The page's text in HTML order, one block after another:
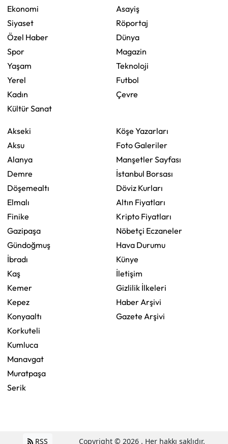
Ekonomi
Siyaset
Özel Haber
Spor
Yaşam
Yerel
Kadın
Kültür Sanat
Asayiş
Röportaj
Dünya
Magazin
Teknoloji
Futbol
Çevre
Akseki
Aksu
Alanya
Demre
Döşemealtı
Elmalı
Finike
Gazipaşa
Gündoğmuş
İbradı
Kaş
Kemer
Kepez
Konyaaltı
Korkuteli
Kumluca
Manavgat
Muratpaşa
Serik
Köşe Yazarları
Foto Galeriler
Manşetler Sayfası
İstanbul Borsası
Döviz Kurları
Altın Fiyatları
Kripto Fiyatları
Nöbetçi Eczaneler
Hava Durumu
Künye
İletişim
Gizlilik İlkeleri
Haber Arşivi
Gazete Arşivi
RSS Copyright © 2026 . Her hakkı saklıdır.